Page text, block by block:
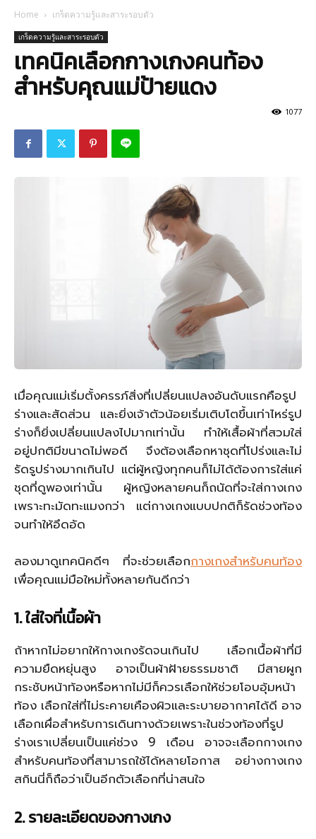
Home เกร็ดความรู้และสาระรอบตัว
เกร็ดความรู้และสาระรอบตัว
เทคนิคเลือกกางเกงคนท้อง
สำหรับคุณแม่ป้ายแดง
1077
เมื่อคุณแม่เริ่มตั้งครรภ์สิ่งที่เปลี่ยนแปลงอันดับแรกคือรูป
ร่างและสัดส่วน และยิ่งเจ้าตัวน้อยเริ่มเติบโตขึ้นเท่าไหร่รูป
ร่างก็ยิ่งเปลี่ยนแปลงไปมากเท่านั้น ทำให้เสื้อผ้าที่สวมใส่
อยู่ปกติมีขนาดไม่พอดี จึงต้องเลือกหาชุดที่โปร่งและไม่
รัดรูปร่างมากเกินไป แต่ผู้หญิงทุกคนก็ไม่ได้ต้องการใส่แค่
ชุดที่ดูพองเท่านั้น ผู้หญิงหลายคนก็ถนัดที่จะใส่กางเกง
เพราะทะมัดทะแมงกว่า แต่กางเกงแบบปกติก็รัดช่วงท้อง
จนทำให้อึดอัด
ลองมาดูเทคนิคดีๆ ที่จะช่วยเลือกกางเกงสำหรับคนท้อง
เพื่อคุณแม่มือใหม่ทั้งหลายกันดีกว่า
1.ใส่ใจที่เนื้อผ้า
ถ้าหากไม่อยากให้กางเกงรัดจนเกินไป เลือกเนื้อผ้าที่มี
ความยืดหยุ่นสูง อาจเป็นผ้าฝ้ายธรรมชาติ มีสายผูก
กระชับหน้าท้องหรือหากไม่มีก็ควรเลือกให้ช่วยโอบอุ้มหน้า
ท้อง เลือกใส่ที่ไม่ระคายเคืองผิวและระบายอากาศได้ดี อาจ
เลือกเผื่อสำหรับการเดินทางด้วยเพราะในช่วงท้องที่รูป
ร่างเราเปลี่ยนเป็นแค่ช่วง 9 เดือน อาจจะเลือกกางเกง
สำหรับคนท้องที่สามารถใช้ได้หลายโอกาส อย่างกางเกง
สกินนี่ก็ถือว่าเป็นอีกตัวเลือกที่น่าสนใจ
2.รายละเอียดของกางเกง